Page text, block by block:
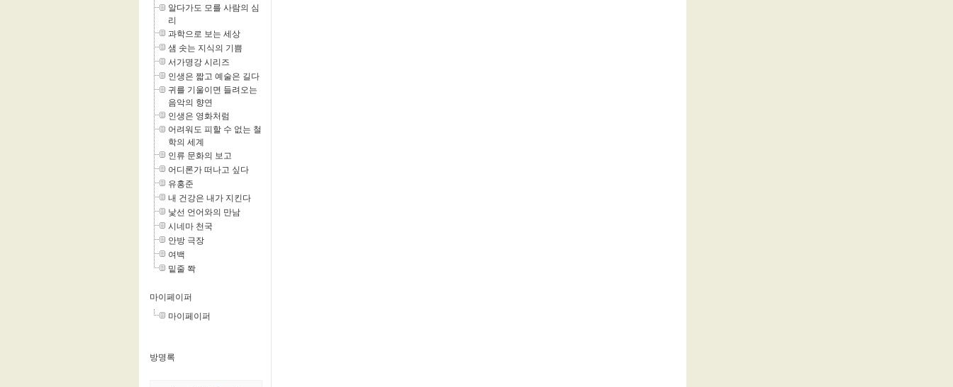
알다가도 모를 사람의 심
리
과학으로 보는 세상
샘 솟는 지식의 기쁨
서가명강 시리즈
인생은 짧고 예술은 길다
귀를 기울이면 들려오는
음악의 향연
인생은 영화처럼
어려워도 피할 수 없는 철
학의 세계
인류 문화의 보고
어디론가 떠나고 싶다
유홍준
내 건강은 내가 지킨다
낯선 언어와의 만남
시네마 천국
안방 극장
여백
밑줄 쫙
마이페이퍼
마이페이퍼
방명록